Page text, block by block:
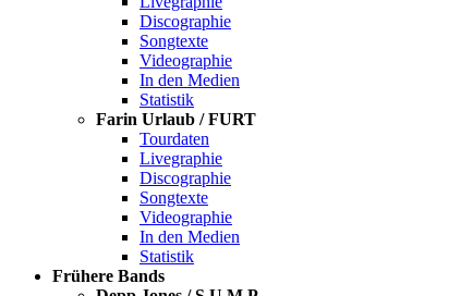
Discographie
Songtexte
Videographie
In den Medien
Statistik
Farin Urlaub / FURT
Tourdaten
Livegraphie
Discographie
Songtexte
Videographie
In den Medien
Statistik
Frühere Bands